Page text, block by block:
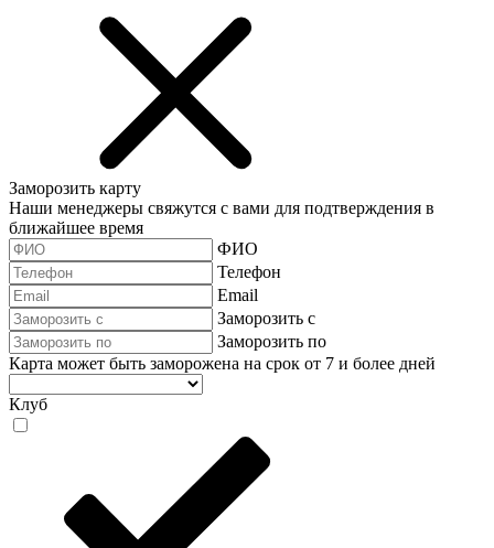
Заморозить карту
Наши менеджеры свяжутся с вами для подтверждения в
ближайшее время
ФИО
Телефон
Email
Заморозить с
Заморозить по
Карта может быть заморожена на срок от 7 и более дней
Клуб